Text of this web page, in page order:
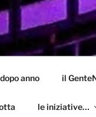
anno il
le iniziative…